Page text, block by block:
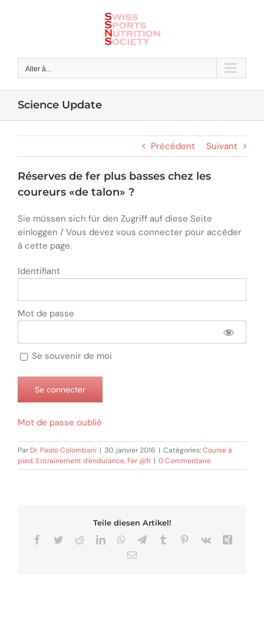
Aller à...
Science Update
Précédent Suivant
Réserves de fer plus basses chez les
coureurs «de talon» ?
Sie müssen sich für den Zugriff auf diese Seite
einloggen / Vous devez vous connecter pour accéder
à cette page.
Identifiant
Mot de passe
Se souvenir de moi
Mot de passe oublié
Par Dr. Paolo Colombani | 30. janvier 2016 | Catégories:Course à
pied, Entrainement d'endurance, Fer @fr | 0 Commentaire
Teile diesen Artikel!
Facebook
TwitterRedditLinkedInWhatsApp
TelegramTumblr Pinterest
Vk
Email